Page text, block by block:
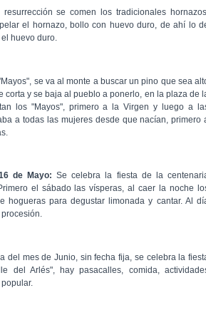
se comen los tradicionales
el hornazo, bollo con huevo duro, de ahí lo
huevo duro.
se va al monte a buscar un pino que sea
corta y se baja al pueblo a ponerlo, en la plaza de
los "Mayos", primero a la Virgen y luego a
a todas las mujeres desde que nacían, primero
de Mayo:Se celebra la fiesta de la
el sábado las vísperas, al caer la noche
hogueras para degustar limonada y cantar. Al
del mes de Junio, sin fecha fija, se celebra la
del Arlés", hay pasacalles, comida,